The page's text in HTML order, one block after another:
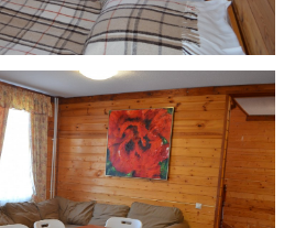
проект
разработан